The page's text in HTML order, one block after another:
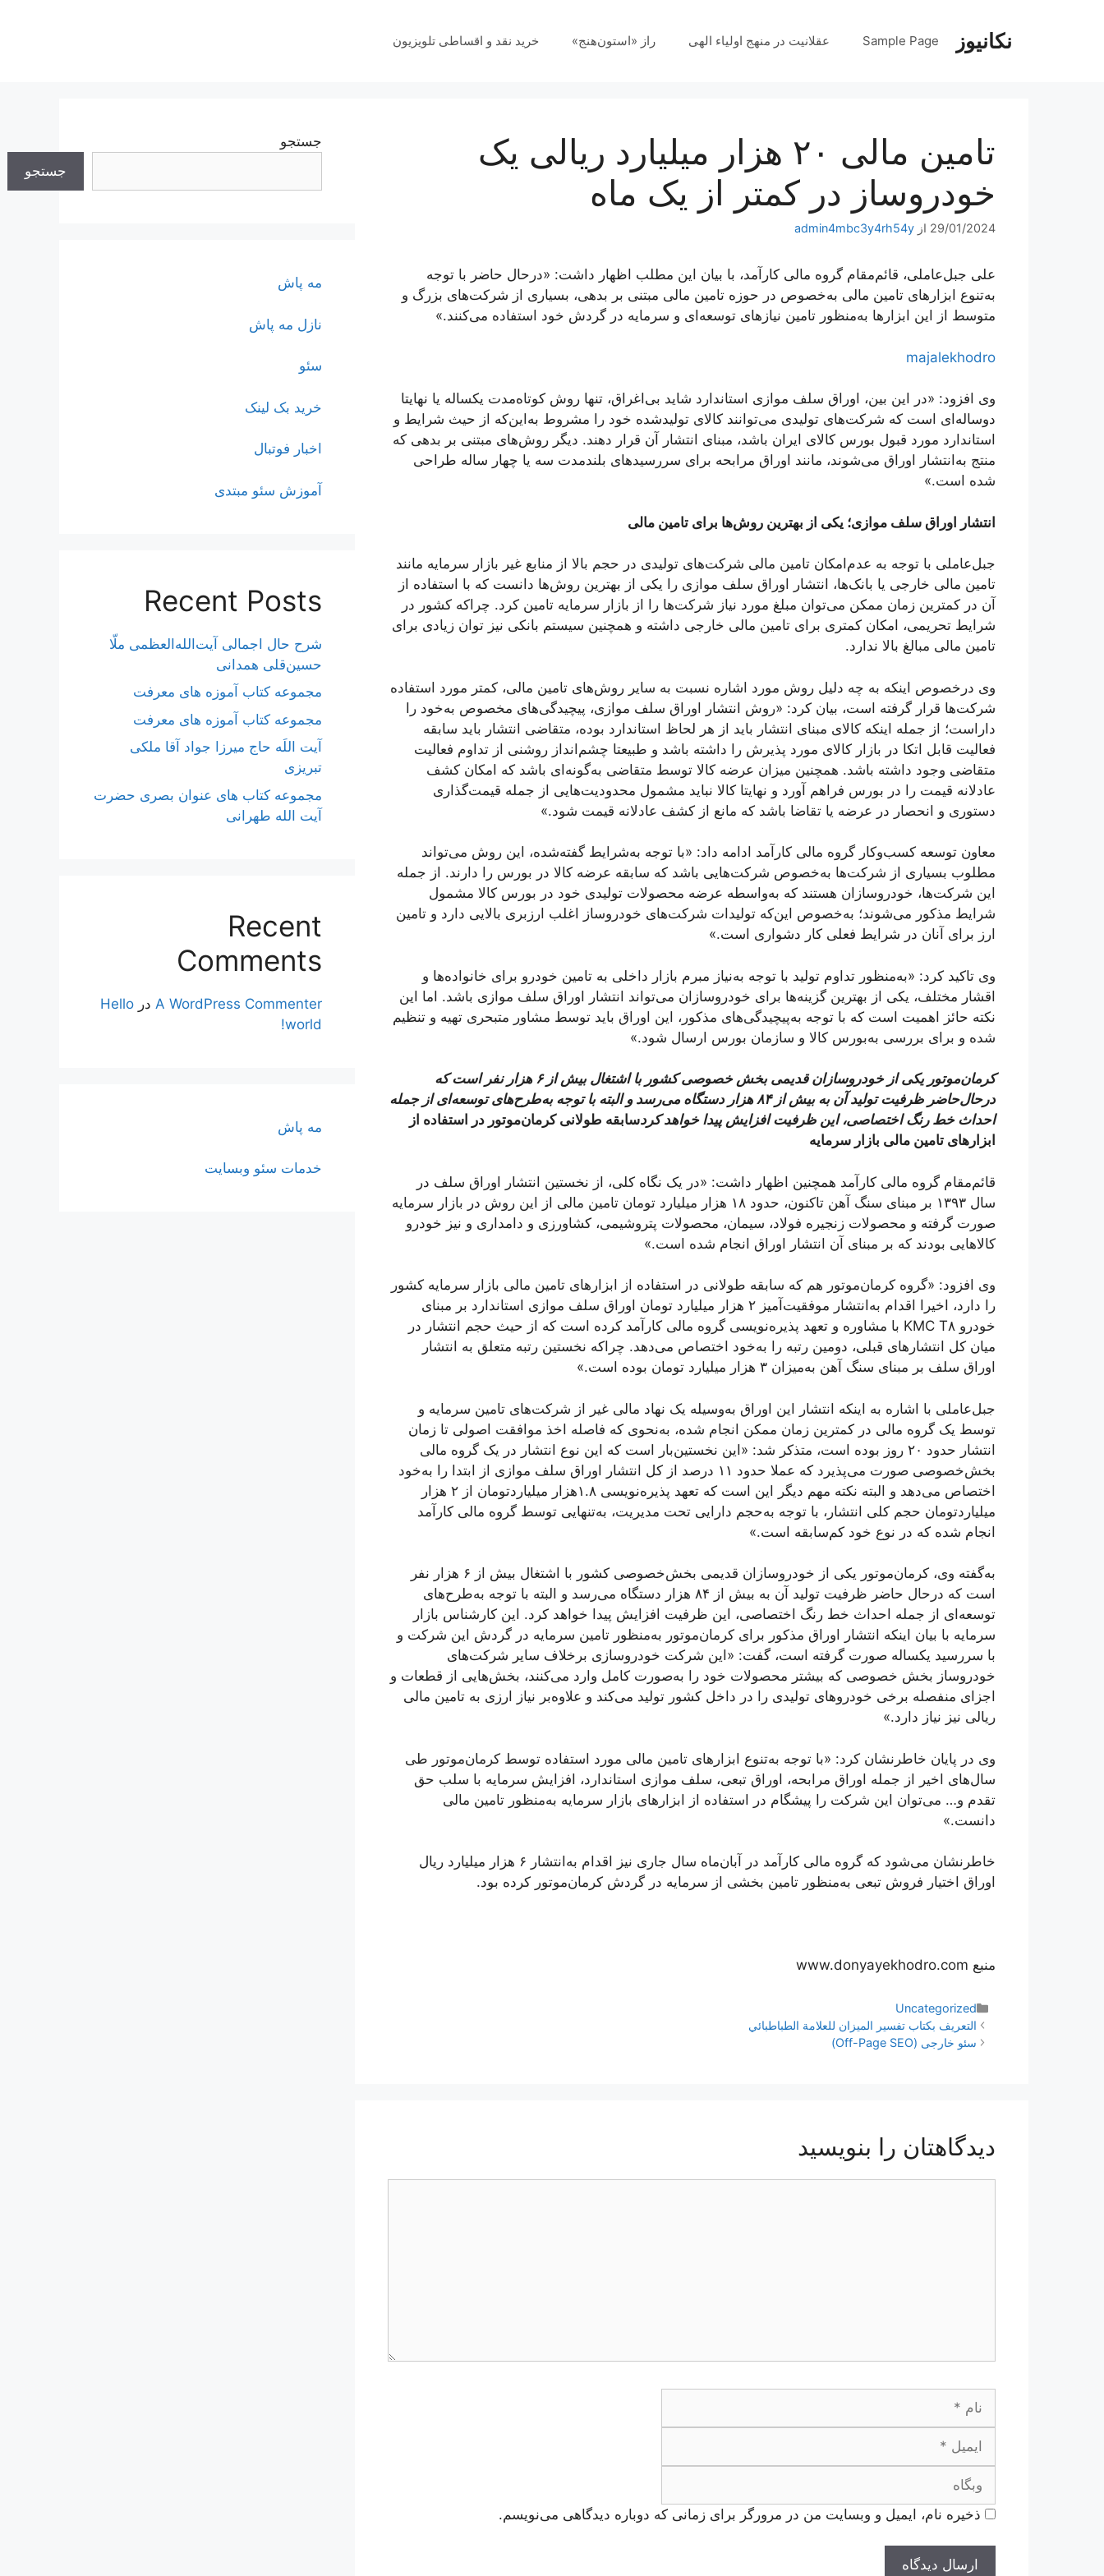
نکانیوز Sample Page عقلانیت در منهج اولیاء الهی راز «استون‌هنج» خرید نقد و اقساطی تلویزیون
تامین مالی ۲۰ هزار میلیارد ریالی یک
خودروساز در کمتر از یک ماه
29/01/2024 از admin4mbc3y4rh54y
علی جبل‌عاملی، قائم‌مقام گروه مالی کارآمد، با بیان این مطلب اظهار داشت: «درحال ‌حاضر با توجه
به‌تنوع ابزارهای تامین مالی به‌خصوص در حوزه تامین مالی مبتنی بر بدهی، بسیاری از شرکت‌های بزرگ و
متوسط از این ابزارها به‌منظور تامین نیازهای توسعه‌ای و سرمایه در گردش خود استفاده می‌کنند.»
majalekhodro
وی افزود: «در این بین، اوراق سلف موازی استاندارد شاید بی‌اغراق، تنها روش کوتاه‌مدت یکساله یا نهایتا
دوساله‌ای است که شرکت‌های تولیدی می‌توانند کالای تولیدشده خود را مشروط به‌این‌که از حیث شرایط و
استاندارد مورد قبول بورس کالای ایران باشد، مبنای انتشار آن قرار دهند. دیگر روش‌های مبتنی بر بدهی که
منتج به‌انتشار اوراق می‌شوند، مانند اوراق مرابحه برای سررسیدهای بلندمدت سه یا چهار ساله طراحی
شده است.»
انتشار اوراق سلف موازی؛ یکی از بهترین روش‌ها برای تامین مالی
جبل‌عاملی با توجه به عدم‌امکان تامین مالی شرکت‌های تولیدی در حجم بالا از منابع غیر بازار سرمایه مانند
تامین مالی خارجی یا بانک‌ها، انتشار اوراق سلف موازی را یکی از بهترین روش‌ها دانست که با استفاده از
آن در کمترین زمان ممکن می‌توان مبلغ مورد نیاز شرکت‌ها را از بازار سرمایه تامین کرد. چراکه کشور در
شرایط تحریمی، امکان کمتری برای تامین مالی خارجی داشته و همچنین سیستم بانکی نیز توان زیادی برای
تامین مالی مبالغ بالا ندارد.
وی درخصوص اینکه به چه دلیل روش مورد اشاره نسبت به سایر روش‌های تامین مالی، کمتر مورد استفاده
شرکت‌ها قرار گرفته است، بیان کرد: «روش انتشار اوراق سلف موازی، پیچیدگی‌های مخصوص به‌خود را
داراست؛ از جمله اینکه کالای مبنای انتشار باید از هر لحاظ استاندارد بوده، متقاضی انتشار باید سابقه
فعالیت قابل اتکا در بازار کالای مورد پذیرش را داشته باشد و طبیعتا چشم‌انداز روشنی از تداوم فعالیت
متقاضی وجود داشته باشد. همچنین میزان عرضه کالا توسط متقاضی به‌گونه‌ای باشد که امکان کشف
عادلانه قیمت را در بورس فراهم آورد و نهایتا کالا نباید مشمول محدودیت‌هایی از جمله قیمت‌گذاری
دستوری و انحصار در عرضه یا تقاضا باشد که مانع از کشف عادلانه قیمت شود.»
معاون توسعه کسب‌وکار گروه مالی کارآمد ادامه داد: «با توجه به‌شرایط گفته‌شده، این روش می‌تواند
مطلوب بسیاری از شرکت‌ها به‌خصوص شرکت‌هایی باشد که سابقه عرضه کالا در بورس را دارند. از جمله
این شرکت‌ها، خودروسازان هستند که به‌واسطه عرضه محصولات تولیدی خود در بورس کالا مشمول
شرایط مذکور می‌شوند؛ به‌خصوص این‌که تولیدات شرکت‌های خودروساز اغلب ارزبری بالایی دارد و تامین
ارز برای آنان در شرایط فعلی کار دشواری است.»
وی تاکید کرد: «به‌منظور تداوم تولید با توجه به‌نیاز مبرم بازار داخلی به تامین خودرو برای خانواده‌ها و
اقشار مختلف، یکی از بهترین گزینه‌ها برای خودروسازان می‌تواند انتشار اوراق سلف موازی باشد. اما این
نکته حائز اهمیت است که با توجه به‌پیچیدگی‌های مذکور، این اوراق باید توسط مشاور متبحری تهیه و تنظیم
شده و برای بررسی به‌بورس کالا و سازمان بورس ارسال شود.»
کرمان‌موتور یکی از خودروسازان قدیمی بخش خصوصی کشور با اشتغال بیش از ۶ هزار نفر است که
درحال‌حاضر ظرفیت تولید آن به بیش از ۸۴ هزار دستگاه می‌رسد و البته با توجه به‌طرح‌های توسعه‌ای از جمله
احداث خط رنگ اختصاصی، این ظرفیت افزایش پیدا خواهد کردسابقه طولانی کرمان‌موتور در استفاده از
ابزارهای تامین مالی بازار سرمایه
قائم‌مقام گروه مالی کارآمد همچنین اظهار داشت: «در یک نگاه کلی، از نخستین انتشار اوراق سلف در
سال ۱۳۹۳ بر مبنای سنگ آهن تاکنون، حدود ۱۸ هزار میلیارد تومان تامین مالی از این روش در بازار سرمایه
صورت گرفته و محصولات زنجیره فولاد، سیمان، محصولات پتروشیمی، کشاورزی و دامداری و نیز خودرو
کالاهایی بودند که بر مبنای آن انتشار اوراق انجام شده است.»
وی افزود: «گروه کرمان‌موتور هم که سابقه طولانی در استفاده از ابزارهای تامین مالی بازار سرمایه کشور
را دارد، اخیرا اقدام به‌انتشار موفقیت‌آمیز ۲ هزار میلیارد تومان اوراق سلف موازی استاندارد بر مبنای
خودرو KMC T۸ با مشاوره و تعهد پذیره‌نویسی گروه مالی کارآمد کرده است که از حیث حجم انتشار در
میان کل انتشارهای قبلی، دومین رتبه را به‌خود اختصاص می‌دهد. چراکه نخستین رتبه متعلق به انتشار
اوراق سلف بر مبنای سنگ آهن به‌میزان ۳ هزار میلیارد تومان بوده است.»
جبل‌عاملی با اشاره به اینکه انتشار این اوراق به‌وسیله یک نهاد مالی غیر از شرکت‌های تامین سرمایه و
توسط یک گروه مالی در کمترین زمان ممکن انجام شده، به‌نحوی‌ که فاصله اخذ موافقت اصولی تا زمان
انتشار حدود ۲۰ روز بوده است، متذکر شد: «این نخستین‌بار است که این نوع انتشار در یک گروه مالی
بخش‌خصوصی صورت می‌پذیرد که عملا حدود ۱۱ درصد از کل انتشار اوراق سلف موازی از ابتدا را به‌خود
اختصاص می‌دهد و البته نکته مهم دیگر این است که تعهد پذیره‌نویسی ۱.۸هزار میلیاردتومان از ۲ هزار
میلیاردتومان حجم کلی انتشار، با توجه به‌حجم دارایی تحت مدیریت، به‌تنهایی توسط گروه مالی کارآمد
انجام شده که در نوع خود کم‌سابقه است.»
به‌گفته وی، کرمان‌موتور یکی از خودروسازان قدیمی بخش‌خصوصی کشور با اشتغال بیش از ۶ هزار نفر
است که درحال ‌حاضر ظرفیت تولید آن به بیش از ۸۴ هزار دستگاه می‌رسد و البته با توجه به‌طرح‌های
توسعه‌ای از جمله احداث خط رنگ اختصاصی، این ظرفیت افزایش پیدا خواهد کرد. این کارشناس بازار
سرمایه با بیان اینکه انتشار اوراق مذکور برای کرمان‌موتور به‌منظور تامین سرمایه در گردش این شرکت و
با سررسید یکساله صورت گرفته است، گفت: «این شرکت خودروسازی برخلاف سایر شرکت‌های
خودروساز بخش خصوصی که بیشتر محصولات خود را به‌صورت کامل وارد می‌کنند، بخش‌هایی از قطعات و
اجزای منفصله برخی خودروهای تولیدی را در داخل کشور تولید می‌کند و علاوه‌بر نیاز ارزی به تامین مالی
ریالی نیز نیاز دارد.»
وی در پایان خاطرنشان کرد: «با توجه به‌تنوع ابزارهای تامین مالی مورد استفاده توسط کرمان‌موتور طی
سال‌های اخیر از جمله اوراق مرابحه، اوراق تبعی، سلف موازی استاندارد، افزایش سرمایه با سلب حق
تقدم و… می‌توان این شرکت را پیشگام در استفاده از ابزارهای بازار سرمایه به‌منظور تامین مالی
دانست.»
خاطرنشان می‌شود که گروه مالی کارآمد در آبان‌ماه سال جاری نیز اقدام به‌انتشار ۶ هزار میلیارد ریال
اوراق اختیار فروش تبعی به‌منظور تامین بخشی از سرمایه در گردش کرمان‌موتور کرده بود.
منبع www.donyayekhodro.com
دسته‌ها
Uncategorized
ناوبری
نوشته‌ها
التعريف بكتاب تفسير الميزان للعلامة الطباطبائي
سئو خارجی (Off-Page SEO)
دیدگاهتان را بنویسید
ذخیره نام، ایمیل و وبسایت من در مرورگر برای زمانی که دوباره دیدگاهی می‌نویسم.
جستجو
جستجو
مه پاش
نازل مه پاش
سئو
خرید بک لینک
اخبار فوتبال
آموزش سئو مبتدی
Recent Posts
شرح حال اجمالی آیت‌الله‌العظمی ملّا
حسین‌قلی همدانی
مجموعه کتاب آموزه های معرفت
مجموعه کتاب آموزه های معرفت
آیت اللَه حاج میرزا جواد آقا ملکی
تبریزی
مجموعه کتاب های عنوان بصری حضرت
آیت الله طهرانی
Recent
Comments
A WordPress Commenter در Hello
world!
مه پاش
خدمات سئو وبسایت